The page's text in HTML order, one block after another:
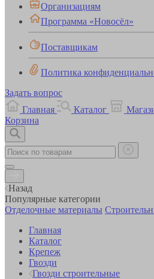
Организациям
Программа «Новосёл»
Поставщикам
Политика
Задать вопрос
Главная
Каталог
Корзина
Назад
Популярные категории
Отделочные материалы
Главная
Каталог
Крепеж
Гвозди
Гвозди строительные